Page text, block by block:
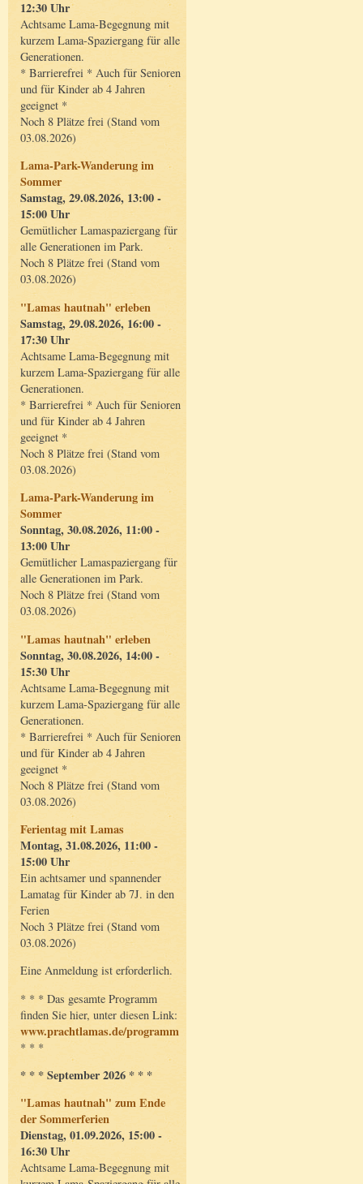
12:30 Uhr
Achtsame Lama-Begegnung mit
kurzem Lama-Spaziergang für alle
Generationen.
* Barrierefrei * Auch für Senioren
und für Kinder ab 4 Jahren
geeignet *
Noch 8 Plätze frei (Stand vom
03.08.2026)
Lama-Park-Wanderung im
Sommer
Samstag, 29.08.2026, 13:00 -
15:00 Uhr
Gemütlicher Lamaspaziergang für
alle Generationen im Park.
Noch 8 Plätze frei (Stand vom
03.08.2026)
"Lamas hautnah" erleben
Samstag, 29.08.2026, 16:00 -
17:30 Uhr
Achtsame Lama-Begegnung mit
kurzem Lama-Spaziergang für alle
Generationen.
* Barrierefrei * Auch für Senioren
und für Kinder ab 4 Jahren
geeignet *
Noch 8 Plätze frei (Stand vom
03.08.2026)
Lama-Park-Wanderung im
Sommer
Sonntag, 30.08.2026, 11:00 -
13:00 Uhr
Gemütlicher Lamaspaziergang für
alle Generationen im Park.
Noch 8 Plätze frei (Stand vom
03.08.2026)
"Lamas hautnah" erleben
Sonntag, 30.08.2026, 14:00 -
15:30 Uhr
Achtsame Lama-Begegnung mit
kurzem Lama-Spaziergang für alle
Generationen.
* Barrierefrei * Auch für Senioren
und für Kinder ab 4 Jahren
geeignet *
Noch 8 Plätze frei (Stand vom
03.08.2026)
Ferientag mit Lamas
Montag, 31.08.2026, 11:00 -
15:00 Uhr
Ein achtsamer und spannender
Lamatag für Kinder ab 7J. in den
Ferien
Noch 3 Plätze frei (Stand vom
03.08.2026)
Eine Anmeldung ist erforderlich.
* * * Das gesamte Programm
finden Sie hier, unter diesen Link:
www.prachtlamas.de/programm
* * *
* * * September 2026 * * *
"Lamas hautnah" zum Ende
der Sommerferien
Dienstag, 01.09.2026, 15:00 -
16:30 Uhr
Achtsame Lama-Begegnung mit